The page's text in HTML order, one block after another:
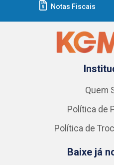
Notas Fiscais
Quem
Política de
Política de
Baixe já